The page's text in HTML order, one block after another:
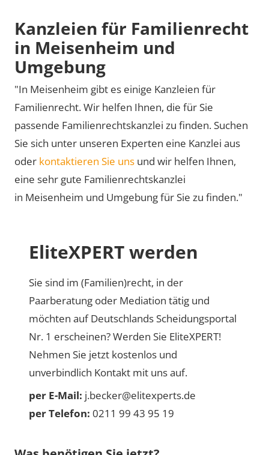
Kanzleien für Familienrecht
in Meisenheim und
Umgebung
"In Meisenheim gibt es einige Kanzleien für
Familienrecht. Wir helfen Ihnen, die für Sie
passende Familienrechtskanzlei zu finden. Suchen
Sie sich unter unseren Experten eine Kanzlei aus
oder kontaktieren Sie uns und wir helfen Ihnen,
eine sehr gute Familienrechtskanzlei
in Meisenheim und Umgebung für Sie zu finden."
EliteXPERT werden
Sie sind im (Familien)recht, in der
Paarberatung oder Mediation tätig und
möchten auf Deutschlands Scheidungsportal
Nr. 1 erscheinen? Werden Sie EliteXPERT!
Nehmen Sie jetzt kostenlos und
unverbindlich Kontakt mit uns auf.
per E-Mail: j.becker@elitexperts.de
per Telefon: 0211 99 43 95 19